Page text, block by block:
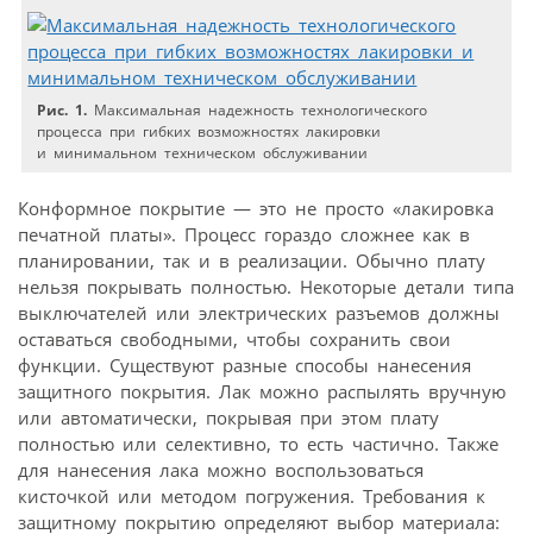
Рис. 1. Максимальная надежность технологического
процесса при гибких возможностях лакировки
и минимальном техническом обслуживании
Конформное покрытие — это не просто «лакировка
печатной платы». Процесс гораздо сложнее как в
планировании, так и в реализации. Обычно плату
нельзя покрывать полностью. Некоторые детали типа
выключателей или электрических разъемов должны
оставаться свободными, чтобы сохранить свои
функции. Существуют разные способы нанесения
защитного покрытия. Лак можно распылять вручную
или автоматически, покрывая при этом плату
полностью или селективно, то есть частично. Также
для нанесения лака можно воспользоваться
кисточкой или методом погружения. Требования к
защитному покрытию определяют выбор материала: